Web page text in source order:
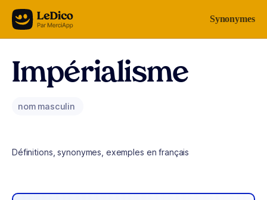
Aller au contenu Synonymes
Impérialisme
nom masculin
Définitions, synonymes, exemples en français